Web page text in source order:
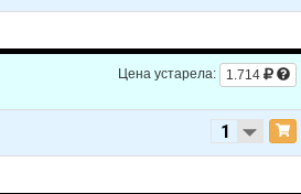
Цена устарела: 1.714